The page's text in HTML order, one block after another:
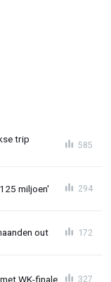
trip
585
miljoen' 294
out 172
WK-finale 327